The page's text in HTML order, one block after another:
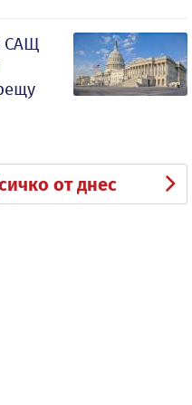
САЩ
от днес